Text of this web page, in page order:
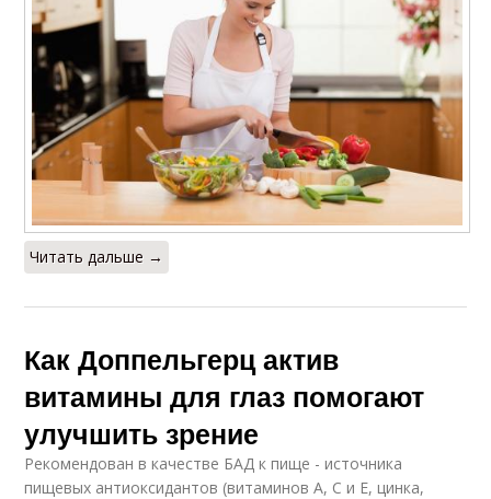
Читать дальше →
Как Доппельгерц актив
витамины для глаз помогают
улучшить зрение
Рекомендован в качестве БАД к пище - источника
пищевых антиоксидантов (витаминов А, С и Е, цинка,